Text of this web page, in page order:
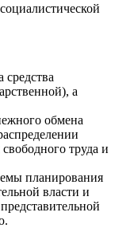
средства
а
обмена
труда и
планирования
власти и